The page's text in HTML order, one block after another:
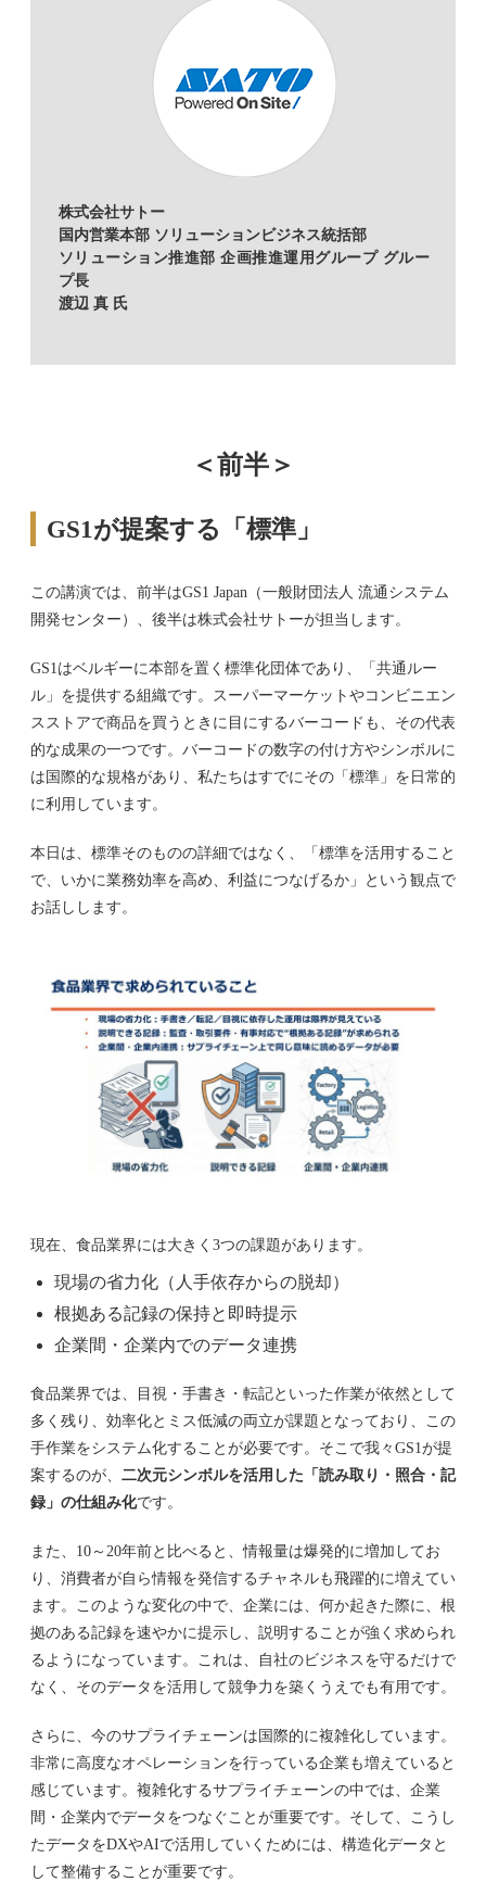
株式会社サトー
国内営業本部 ソリューションビジネス統括部
ソリューション推進部 企画推進運用グループ グルー
プ長
渡辺 真 氏
＜前半＞
GS1が提案する「標準」
この講演では、前半はGS1 Japan（一般財団法人 流通システム
開発センター）、後半は株式会社サトーが担当します。
GS1はベルギーに本部を置く標準化団体であり、「共通ルー
ル」を提供する組織です。スーパーマーケットやコンビニエン
スストアで商品を買うときに目にするバーコードも、その代表
的な成果の一つです。バーコードの数字の付け方やシンボルに
は国際的な規格があり、私たちはすでにその「標準」を日常的
に利用しています。
本日は、標準そのものの詳細ではなく、「標準を活用すること
で、いかに業務効率を高め、利益につなげるか」という観点で
お話しします。
現在、食品業界には大きく3つの課題があります。
現場の省力化（人手依存からの脱却）
根拠ある記録の保持と即時提示
企業間・企業内でのデータ連携
食品業界では、目視・手書き・転記といった作業が依然として
多く残り、効率化とミス低減の両立が課題となっており、この
手作業をシステム化することが必要です。そこで我々GS1が提
案するのが、 二次元シンボルを活用した「読み取り・照合・記
録」の仕組み化です。
また、10～20年前と比べると、情報量は爆発的に増加してお
り、消費者が自ら情報を発信するチャネルも飛躍的に増えてい
ます。このような変化の中で、企業には、何か起きた際に、根
拠のある記録を速やかに提示し、説明することが強く求められ
るようになっています。これは、自社のビジネスを守るだけで
なく、そのデータを活用して競争力を築くうえでも有用です。
さらに、今のサプライチェーンは国際的に複雑化しています。
非常に高度なオペレーションを行っている企業も増えていると
感じています。複雑化するサプライチェーンの中では、企業
間・企業内でデータをつなぐことが重要です。そして、こうし
たデータをDXやAIで活用していくためには、構造化データと
して整備することが重要です。